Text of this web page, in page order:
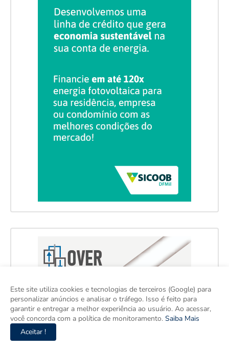
Este site utiliza cookies e tecnologias de terceiros (Google) para
personalizar anúncios e analisar o tráfego. Isso é feito para
garantir e entregar a melhor experiência ao usuário. Ao acessar,
você concorda com a política de monitoramento. Saiba Mais
Aceitar !